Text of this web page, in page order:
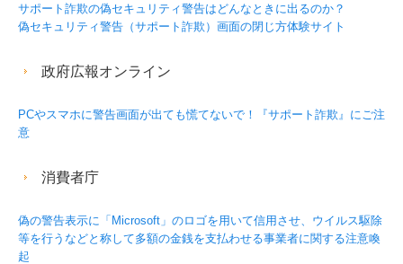
サポート詐欺の偽セキュリティ警告はどんなときに出るのか？
偽セキュリティ警告（サポート詐欺）画面の閉じ方体験サイト
政府広報オンライン
PCやスマホに警告画面が出ても慌てないで！『サポート詐欺』にご注
意
消費者庁
偽の警告表示に「Microsoft」のロゴを用いて信用させ、ウイルス駆除
等を行うなどと称して多額の金銭を支払わせる事業者に関する注意喚
起